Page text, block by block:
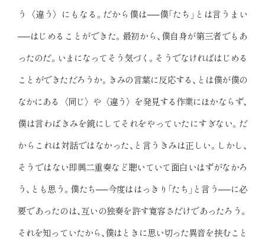
う〈違う〉にもなる。だから僕は──僕「たち」とは言うまい
──はじめることができた。最初から、僕自身が第三者でもあ
ったのだ。いまになってそう気づく。そうでなければはじめる
ことができただろうか。きみの言葉に反応する、とは僕が僕の
なかにある〈同じ〉や〈違う〉を発見する作業にほかならず、
僕は言わばきみを鏡にしてそれをやっていたにすぎない。だ
からこれは対話ではなかった、と言うきみは正しい。しかし、
そうではない即興二重奏など聴いていて面白いはずがなかろ
う、とも思う。僕たち──今度ははっきり「たち」と言う──に必
要であったのは、互いの独奏を許す寛容さだけであったろう。
それを知っていたから、僕はときに思い切った異音を挟むこと